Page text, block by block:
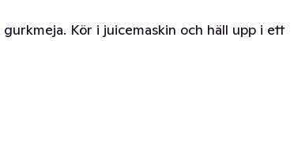
Kör i juicemaskin och häll upp i ett